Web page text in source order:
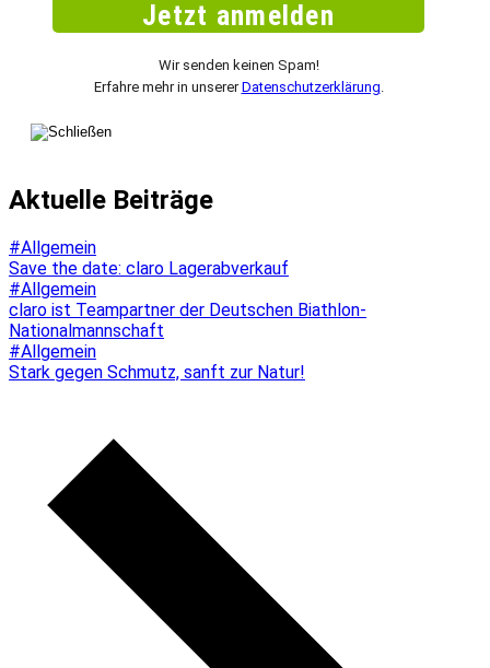
Wir senden keinen Spam!
Erfahre mehr in unsererDatenschutzerklärung
Aktuelle Beiträge
#Allgemein
Save the date: claro Lagerabverkauf
#Allgemein
claro ist Teampartner der Deutschen Biathlon-
Nationalmannschaft
#Allgemein
Stark gegen Schmutz, sanft zur Natur!